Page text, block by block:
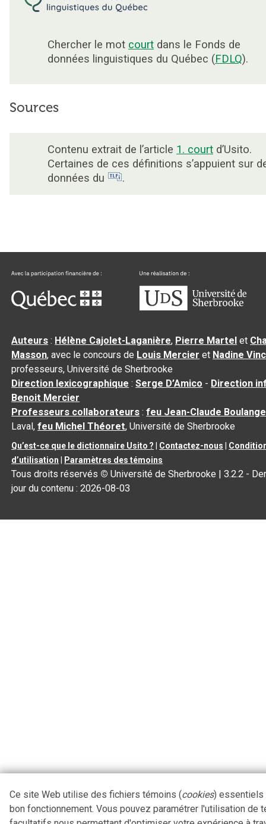
Chercher le mot court dans le Fonds de
données linguistiques du Québec (FDLQ).
Sources
Contenu extrait de l’article 1. court d’Usito.
Certaines de ces définitions s’appuient sur
données du
.
Auteurs : Hélène Cajolet-Laganière, Pierre Martel et
Masson, avec le concours de Louis Mercier et Nadine
professeurs, Université de Sherbrooke
Direction lexicographique :Serge D’Amico - Direction
Benoit Mercier
Professeurs collaborateurs :feu Jean-Claude
Laval,feu Michel Théoret, Université de Sherbrooke
Qu’est-ce que le dictionnaire Usito ? Contactez-nous
d’utilisation
Paramètres des témoins
Tous droits réservés © Université de Sherbrooke |3.2.2 -
jour du contenu :2026-08-03
Ce site Web utilise des fichiers témoins (cookies) essentiels
bon fonctionnement. Vous pouvez paramétrer l'utilisation de